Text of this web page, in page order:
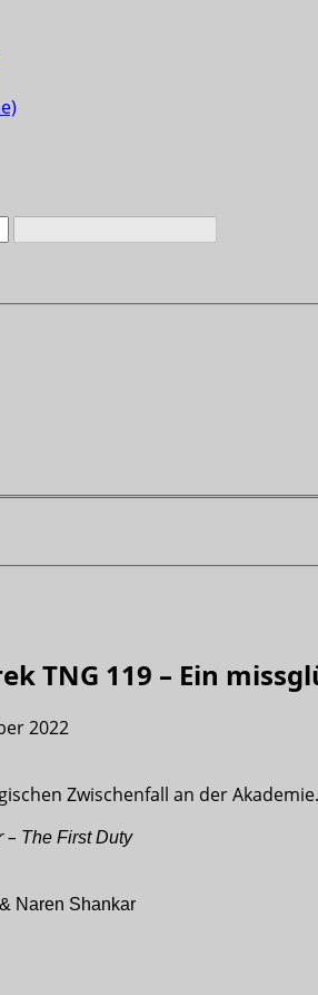
TNG 119 – Ein
2022
Zwischenfall an der
– The First Duty
Naren Shankar